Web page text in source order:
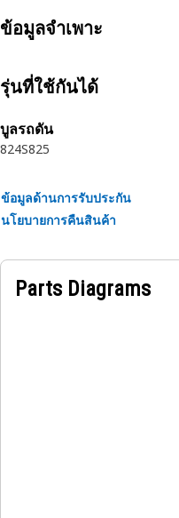
personnel.
Attributes:
• Efficient fume redirection
• Resilience against
• Withstands 35-
Applications:
The Fumes Disposal Tube
toxic pollutants and
equipment.
ข้อมูลจำเพาะ
รุ่นที่ใช้กันได้
บูลรถดัน
824S825
ข้อมูลด้านการรับประกัน
นโยบายการคืนสินค้า
Parts Diagrams